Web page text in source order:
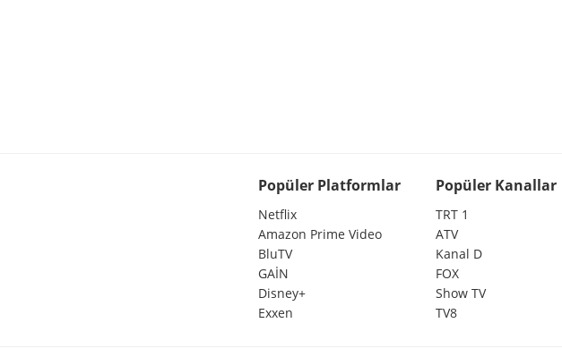
Popüler Platformlar
Netflix
Amazon Prime Video
BluTV
GAİN
Disney+
Exxen
Popüler Kanallar
TRT 1
ATV
Kanal D
FOX
Show TV
TV8